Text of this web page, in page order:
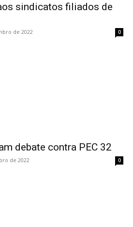
sindicatos filiados de
de 2022 0
debate contra PEC 32
de 2022 0